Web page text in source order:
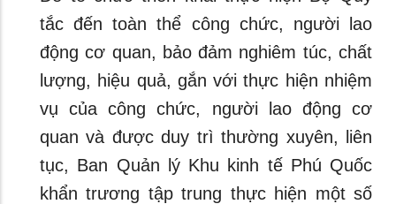
tắc đến toàn thể công chức, người lao
động cơ quan, bảo đảm nghiêm túc, chất
lượng, hiệu quả, gắn với thực hiện nhiệm
vụ của công chức, người lao động cơ
quan và được duy trì thường xuyên, liên
tục, Ban Quản lý Khu kinh tế Phú Quốc
khẩn trương tập trung thực hiện một số